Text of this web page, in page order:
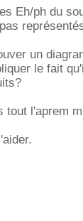
Eh/ph du
un
le fait
tout l'aprem